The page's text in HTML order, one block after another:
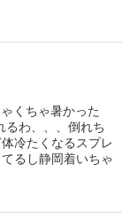
くちゃ暑かった
るわ、、、倒れち
冷たくなるスプレ
るし静岡着いちゃ